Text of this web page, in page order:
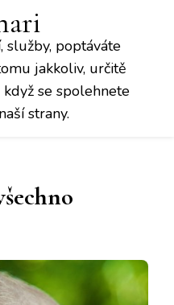
služby, poptáváte
jakkoliv, určitě
se spolehnete
strany.